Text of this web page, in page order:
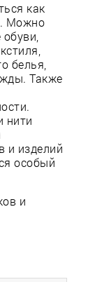
как
Можно
белья,
Также
нити
и изделий
особый
и